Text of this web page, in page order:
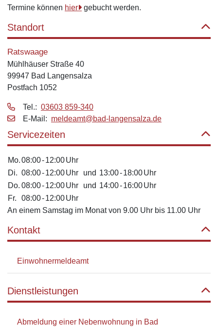
Termine können hier gebucht werden.
Standort
Ratswaage
Mühlhäuser Straße 40
99947 Bad Langensalza
Postfach 1052
Tel.: 03603 859-340
E‑Mail: meldeamt@bad-langensalza.de
Servicezeiten
Mo.08:00-12:00Uhr
Di. 08:00-12:00Uhr und 13:00-18:00Uhr
Do. 08:00-12:00Uhr und 14:00-16:00Uhr
Fr.
08:00-12:00Uhr
An einem Samstag im Monat von 9.00 Uhr bis 11.00 Uhr
Kontakt
Einwohnermeldeamt
Dienstleistungen
Abmeldung einer Nebenwohnung in Bad